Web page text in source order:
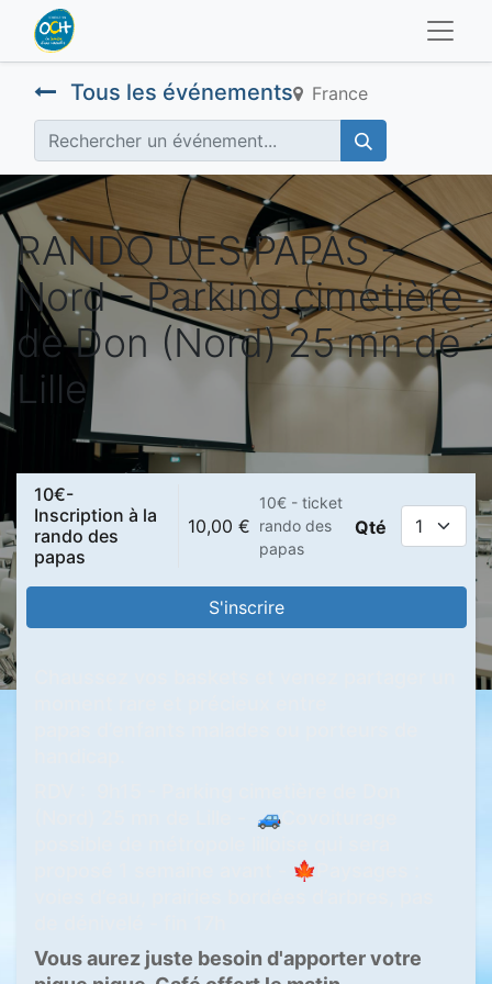
Tous les événements France
RANDO DES PAPAS -
Nord - Parking cimetière
de Don (Nord) 25 mn de
Lille
10€-
Inscription à la
rando des
papas
10,00 €
10€ - ticket
rando des
papas
Qté
S'inscrire
(Nord) 25 mn de Lille - 🚙Covoiturage
proposé 1 semaine avant - 🍁Paysages :
Vous aurez juste besoin d'apporter votre